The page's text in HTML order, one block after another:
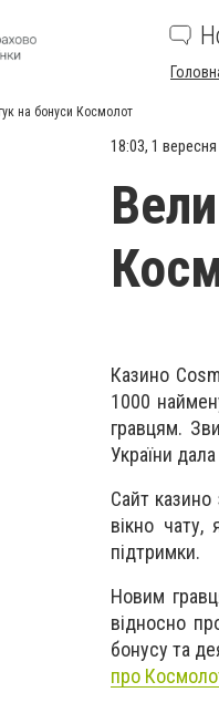
на бонуси Космолот
18:03, 1
Казино
1000
гравцям.
України
Сайт казино
вікно
підтримки.
Новим
відносно
бонусу та
про